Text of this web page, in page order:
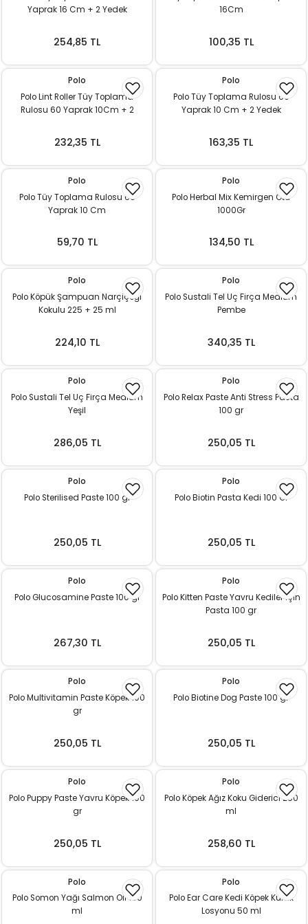
Yaprak 16 Cm + 2 Yedek
254,85 TL
16Cm
100,35 TL
Polo
Polo Lint Roller Tüy Toplama
Rulosu 60 Yaprak 10Cm + 2
232,35 TL
Polo
Polo Tüy Toplama Rulosu 60
Yaprak 10 Cm + 2 Yedek
163,35 TL
Polo
Polo Tüy Toplama Rulosu 60
Yaprak 10 Cm
59,70 TL
Polo
Polo Herbal Mix Kemirgen Otu
1000Gr
134,50 TL
Polo
Polo Köpük Şampuan Narçiçeği
Kokulu 225 + 25 ml
224,10 TL
Polo
Polo Sustali Tel Uç Firça Medium
Pembe
340,35 TL
Polo
Polo Sustali Tel Uç Firça Medium
Yeşil
286,05 TL
Polo
Polo Relax Paste Anti Stress Pasta
100 gr
250,05 TL
Polo
Polo Sterilised Paste 100 gr
250,05 TL
Polo
Polo Biotin Pasta Kedi 100 Gr
250,05 TL
Polo
Polo Glucosamine Paste 100 gr
267,30 TL
Polo
Polo Kitten Paste Yavru Kediler İçin
Pasta 100 gr
250,05 TL
Polo
Polo Multivitamin Paste Köpek 100
gr
250,05 TL
Polo
Polo Biotine Dog Paste 100 gr
250,05 TL
Polo
Polo Puppy Paste Yavru Köpek 100
gr
250,05 TL
Polo
Polo Köpek Ağız Koku Giderici 250
ml
258,60 TL
Polo
Polo Somon Yağı Salmon Oil 150
ml
Polo
Polo Ear Care Kedi Köpek Kulak
Losyonu 50 ml